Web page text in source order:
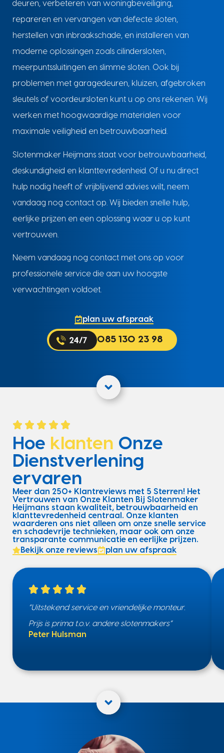
deuren, verbeteren van woningbeveiliging,
repareren en vervangen van defecte sloten,
herstellen van inbraakschade, en installeren van
moderne oplossingen zoals cilindersloten,
meerpuntssluitingen en slimme sloten. Ook bij
problemen met garagedeuren, kluizen, afgebroken
sleutels of voordeursloten kunt u op ons rekenen. Wij
werken met hoogwaardige materialen voor
maximale veiligheid en betrouwbaarheid.
Slotenmaker Heijmans staat voor betrouwbaarheid,
deskundigheid en klanttevredenheid. Of u nu direct
hulp nodig heeft of vrijblijvend advies wilt, neem
vandaag nog contact op. Wij bieden snelle hulp,
eerlijke prijzen en een oplossing waar u op kunt
vertrouwen.
Neem vandaag nog contact met ons op voor
professionele service die aan uw hoogste
verwachtingen voldoet.
plan uw afspraak
085 130 23 98
Hoe klanten Onze
Dienstverlening
ervaren
Meer dan 250+ Klantreviews met 5 Sterren! Het
Vertrouwen van Onze Klanten Bij Slotenmaker
Heijmans staan kwaliteit, betrouwbaarheid en
klanttevredenheid centraal. Onze klanten
waarderen ons niet alleen om onze snelle service
en schadevrije technieken, maar ook om onze
transparante communicatie en eerlijke prijzen.
Bekijk onze reviews
plan uw afspraak
“Uitstekend service en vriendelijke monteur.
Prijs is prima t.o.v. andere slotenmakers”
Peter Hulsman